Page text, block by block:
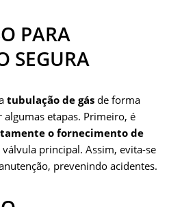
PARA
SEGURA
tubulação de gás de forma
etapas. Primeiro, é
o fornecimento de
principal. Assim, evita-se
prevenindo acidentes.